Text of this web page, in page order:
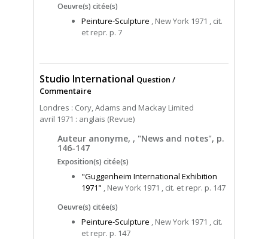
Oeuvre(s) citée(s)
Peinture-Sculpture , New York 1971 , cit.
et repr. p. 7
Studio International Question /
Commentaire
Londres : Cory, Adams and Mackay Limited
avril 1971 : anglais (Revue)
Auteur anonyme, , "News and notes", p.
146-147
Exposition(s) citée(s)
"Guggenheim International Exhibition
1971" , New York 1971 , cit. et repr. p. 147
Oeuvre(s) citée(s)
Peinture-Sculpture , New York 1971 , cit.
et repr. p. 147